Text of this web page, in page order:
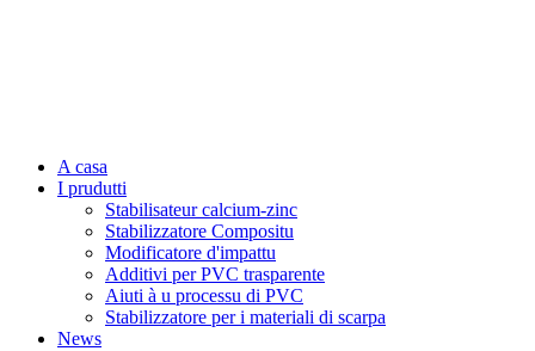
A casa
I prudutti
Stabilisateur calcium-zinc
Stabilizzatore Compositu
Modificatore d'impattu
Additivi per PVC trasparente
Aiuti à u processu di PVC
Stabilizzatore per i materiali di scarpa
News